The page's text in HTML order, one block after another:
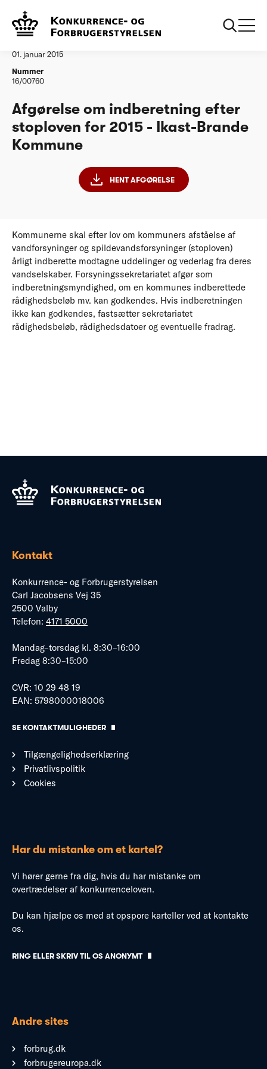
Vandtilsyn
01. januar 2015
Nummer
16/00760
Afgørelse om indberetning efter
stoploven for 2015 - Ikast-Brande
Kommune
HENT AFGØRELSE
Kommunerne skal efter lov om kommuners afståelse af
vandforsyninger og spildevandsforsyninger (stoploven)
årligt indberette modtagne uddelinger og vederlag fra deres
vandselskaber. Forsyningssekretariatet afgør som
indberetningsmyndighed, om en kommunes indberettede
rådighedsbeløb mv. kan godkendes. Hvis indberetningen
ikke kan godkendes, fastsætter sekretariatet
rådighedsbeløb, rådighedsdatoer og eventuelle fradrag.
Kontakt
Konkurrence- og Forbrugerstyrelsen
Carl Jacobsens Vej 35
2500 Valby
Telefon: 4171 5000
Mandag–torsdag kl. 8:30–16:00
Fredag 8:30–15:00
CVR: 10 29 48 19
EAN: 5798000018006
SE KONTAKTMULIGHEDER
Tilgængelighedserklæring
Privatlivspolitik
Cookies
Har du mistanke om et kartel?
Vi hører gerne fra dig, hvis du har mistanke om
overtrædelser af konkurrenceloven.
Du kan hjælpe os med at opspore karteller ved at kontakte
os.
RING ELLER SKRIV TIL OS ANONYMT
Andre sites
forbrug.dk
forbrugereuropa.dk